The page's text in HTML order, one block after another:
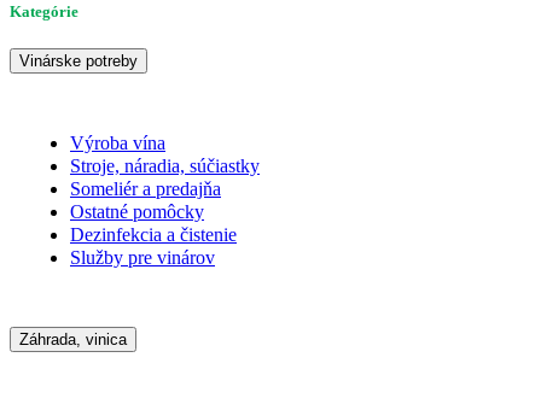
Kategórie
Vinárske potreby
Výroba vína
Stroje, náradia, súčiastky
Someliér a predajňa
Ostatné pomôcky
Dezinfekcia a čistenie
Služby pre vinárov
Záhrada, vinica